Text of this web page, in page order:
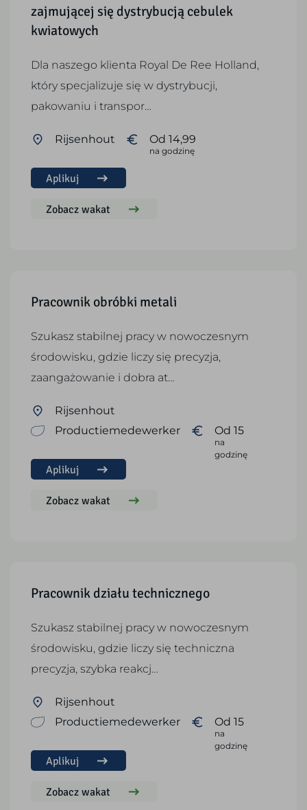
zajmującej się dystrybucją cebulek
kwiatowych
Dla naszego klienta Royal De Ree Holland,
który specjalizuje się w dystrybucji,
pakowaniu i transpor…
Rijsenhout Od 14,99
na godzinę
Aplikuj
Zobacz wakat
Pracownik obróbki metali
Szukasz stabilnej pracy w nowoczesnym
środowisku, gdzie liczy się precyzja,
zaangażowanie i dobra at…
Rijsenhout
Productiemedewerker
Od 15
na
godzinę
Aplikuj
Zobacz wakat
Pracownik działu technicznego
Szukasz stabilnej pracy w nowoczesnym
środowisku, gdzie liczy się techniczna
precyzja, szybka reakcj…
Rijsenhout
Productiemedewerker
Od 15
na
godzinę
Aplikuj
Zobacz wakat